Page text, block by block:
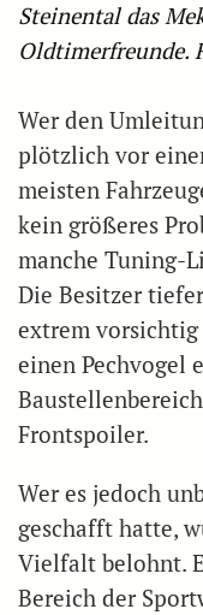
Steinental das
Oldtimerfreunde.
Wer den
plötzlich vor
meisten
kein größeres
manche Tuning-
Die Besitzer
extrem
einen Pechvogel
Frontspoiler.
Wer es jedoch
geschafft hatte,
Vielfalt belohnt.
Bereich der